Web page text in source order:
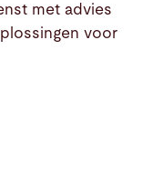
met advies
voor